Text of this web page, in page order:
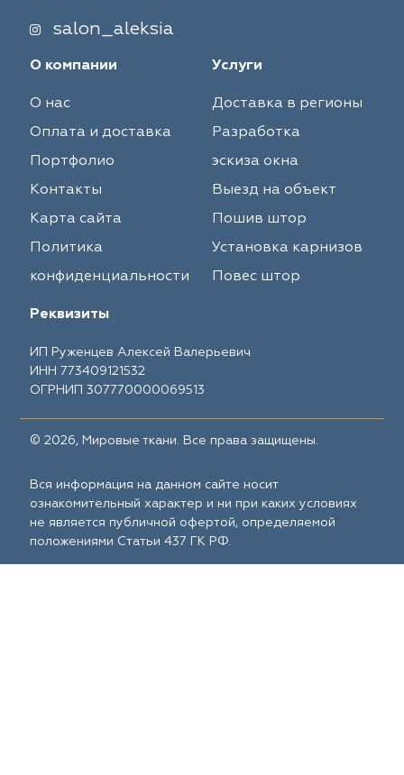
salon_aleksia
О компании
О нас
Оплата и доставка
Портфолио
Контакты
Карта сайта
Политика
конфиденциальности
Услуги
Доставка в регионы
Разработка
эскиза окна
Выезд на объект
Пошив штор
Установка карнизов
Повес штор
Реквизиты
ИП Руженцев Алексей Валерьевич
ИНН 773409121532
ОГРНИП 307770000069513
© 2026, Мировые ткани. Все права защищены.
Вся информация на данном сайте носит
ознакомительный характер и ни при каких условиях
не является публичной офертой, определяемой
положениями Статьи 437 ГК РФ.